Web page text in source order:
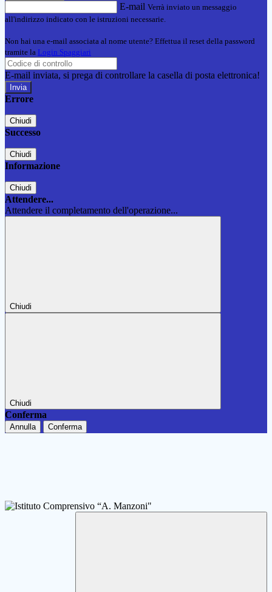
E-mail Verrà inviato un messaggio
all'indirizzo indicato con le istruzioni necessarie.
Non hai una e-mail associata al nome utente? Effettua il reset della password
tramite la Login Spaggiari
E-mail inviata, si prega di controllare la casella di posta elettronica!
Errore
Chiudi
Successo
Chiudi
Informazione
Chiudi
Attendere...
Attendere il completamento dell'operazione...
Chiudi
Chiudi
Conferma
Annulla Conferma